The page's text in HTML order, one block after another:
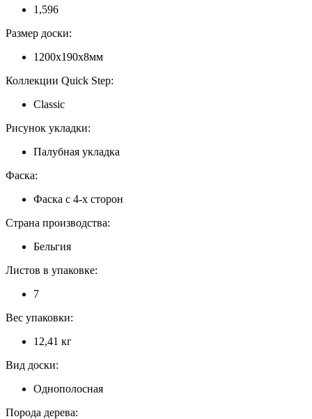
1,596
Размер доски:
1200х190х8мм
Коллекции Quick Step:
Classic
Рисунок укладки:
Палубная укладка
Фаска:
Фаска с 4-х сторон
Страна производства:
Бельгия
Листов в упаковке:
7
Вес упаковки:
12,41 кг
Вид доски:
Однополосная
Порода дерева: